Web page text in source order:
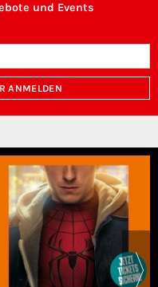
und Events
ANMELDEN